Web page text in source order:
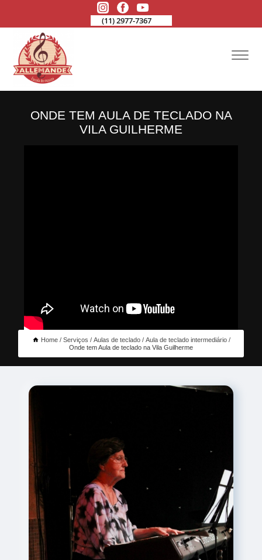
(11) 2977-7367
ONDE TEM AULA DE TECLADO NA
VILA GUILHERME
Home Serviços Aulas de teclado
Aula de teclado intermediário
Onde tem Aula de teclado na Vila Guilherme